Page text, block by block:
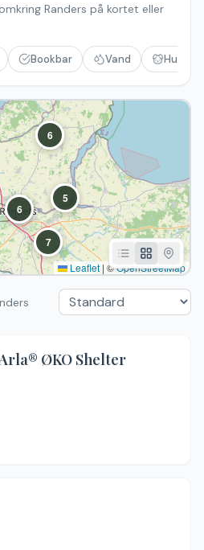
Randers på kortet eller
Bookbar Vand Hund
ØKO Shelter
6
6
7
5
Leaflet | ©OpenStreetMap